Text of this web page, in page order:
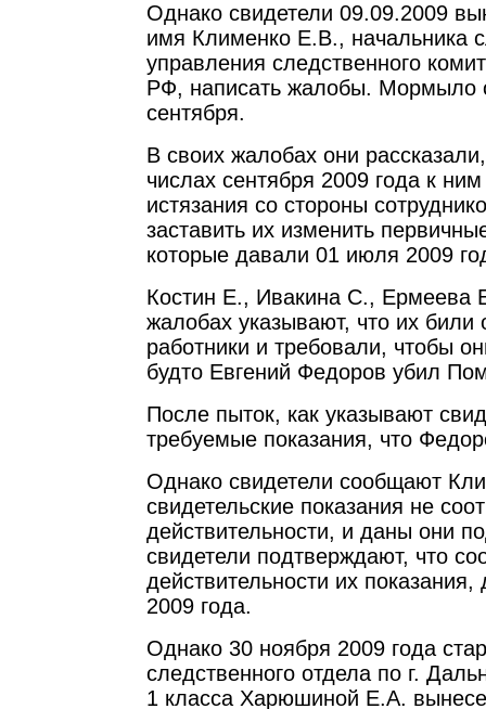
Однако свидетели 09.09.2009
имя Клименко Е.В., начальника
управления следственного
РФ, написать жалобы. Мормыло
сентября.
В своих жалобах они
числах сентября 2009 года к
истязания со стороны
заставить их изменить
которые давали 01 июля 2009
Костин Е., Ивакина С.,
жалобах указывают, что их били
работники и требовали, чтобы
будто Евгений Федоров убил
После пыток, как указывают
требуемые показания, что
Однако свидетели сообщают
свидетельские показания не
действительности, и даны они
свидетели подтверждают, что
действительности их
2009 года.
Однако 30 ноября 2009 года
следственного отдела по г.
1 класса Харюшиной Е.А.